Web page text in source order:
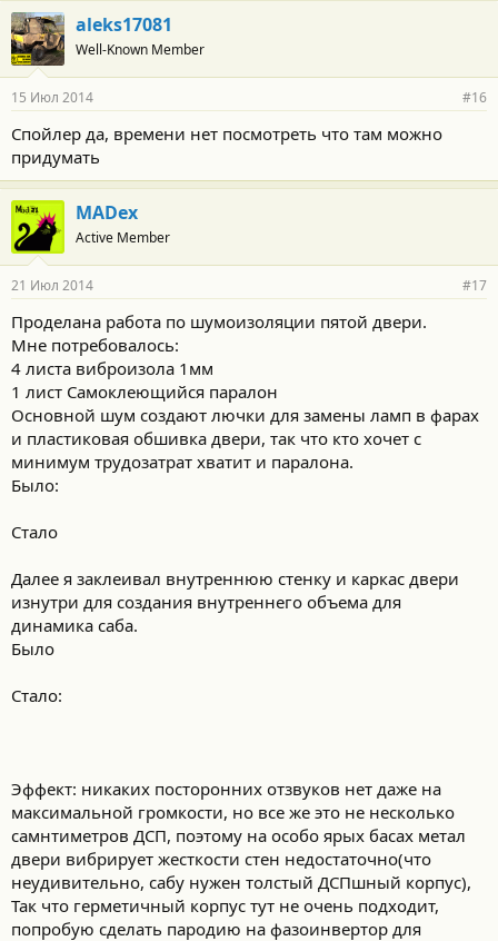
aleks17081
Well-Known Member
15 Июл 2014 #16
Спойлер да, времени нет посмотреть что там можно
придумать
MADex
Active Member
21 Июл 2014 #17
Проделана работа по шумоизоляции пятой двери.
Мне потребовалось:
4 листа виброизола 1мм
1 лист Самоклеющийся паралон
Основной шум создают лючки для замены ламп в фарах
и пластиковая обшивка двери, так что кто хочет с
минимум трудозатрат хватит и паралона.
Было:
Стало
Далее я заклеивал внутреннюю стенку и каркас двери
изнутри для создания внутреннего объема для
динамика саба.
Было
Стало:
Эффект: никаких посторонних отзвуков нет даже на
максимальной громкости, но все же это не несколько
самнтиметров ДСП, поэтому на особо ярых басах метал
двери вибрирует жесткости стен недостаточно(что
неудивительно, сабу нужен толстый ДСПшный корпус),
Так что герметичный корпус тут не очень подходит,
попробую сделать пародию на фазоинвертор для